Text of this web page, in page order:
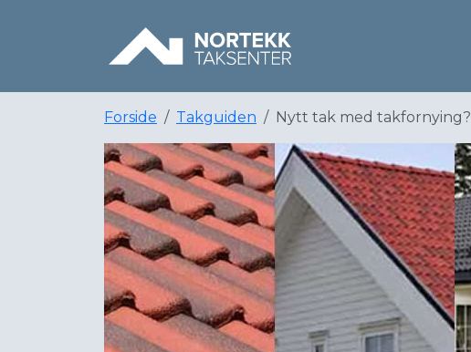
Forside Takguiden Nytt tak med takfornying?